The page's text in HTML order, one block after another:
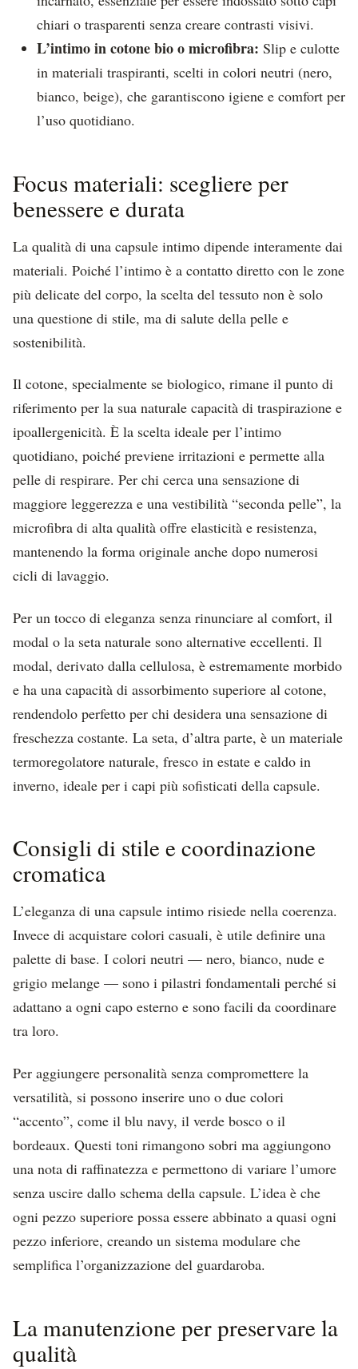
chiari o trasparenti senza creare contrasti visivi.
L’intimo in cotone bio o microfibra: Slip e culotte
in materiali traspiranti, scelti in colori neutri (nero,
bianco, beige), che garantiscono igiene e comfort per
l’uso quotidiano.
Focus materiali: scegliere per
benessere e durata
La qualità di una capsule intimo dipende interamente dai
materiali. Poiché l’intimo è a contatto diretto con le zone
più delicate del corpo, la scelta del tessuto non è solo
una questione di stile, ma di salute della pelle e
sostenibilità.
Il cotone, specialmente se biologico, rimane il punto di
riferimento per la sua naturale capacità di traspirazione e
ipoallergenicità. È la scelta ideale per l’intimo
quotidiano, poiché previene irritazioni e permette alla
pelle di respirare. Per chi cerca una sensazione di
maggiore leggerezza e una vestibilità “seconda pelle”, la
microfibra di alta qualità offre elasticità e resistenza,
mantenendo la forma originale anche dopo numerosi
cicli di lavaggio.
Per un tocco di eleganza senza rinunciare al comfort, il
modal o la seta naturale sono alternative eccellenti. Il
modal, derivato dalla cellulosa, è estremamente morbido
e ha una capacità di assorbimento superiore al cotone,
rendendolo perfetto per chi desidera una sensazione di
freschezza costante. La seta, d’altra parte, è un materiale
termoregolatore naturale, fresco in estate e caldo in
inverno, ideale per i capi più sofisticati della capsule.
Consigli di stile e coordinazione
cromatica
L’eleganza di una capsule intimo risiede nella coerenza.
Invece di acquistare colori casuali, è utile definire una
palette di base. I colori neutri — nero, bianco, nude e
grigio melange — sono i pilastri fondamentali perché si
adattano a ogni capo esterno e sono facili da coordinare
tra loro.
Per aggiungere personalità senza compromettere la
versatilità, si possono inserire uno o due colori
“accento”, come il blu navy, il verde bosco o il
bordeaux. Questi toni rimangono sobri ma aggiungono
una nota di raffinatezza e permettono di variare l’umore
senza uscire dallo schema della capsule. L’idea è che
ogni pezzo superiore possa essere abbinato a quasi ogni
pezzo inferiore, creando un sistema modulare che
semplifica l’organizzazione del guardaroba.
La manutenzione per preservare la
qualità